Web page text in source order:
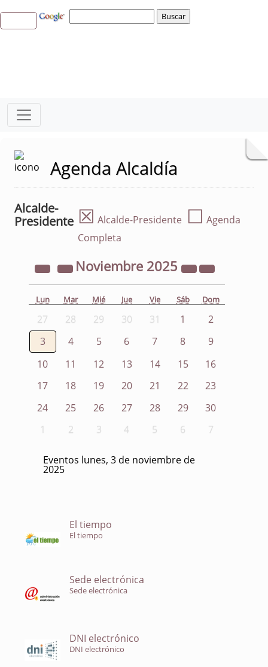
Agenda Alcaldía
Alcalde-
Presidente ☒ Alcalde-Presidente ☐ Agenda
Completa
Noviembre 2025
Lun Mar Mié Jue Vie Sáb Dom
27 28 29 30 31 1
2
3
4 5 6 7 8
9
10
11 12 13 14 15
16
17
18 19 20 21 22
23
24
25 26 27 28 29
30
1
2 3 4 5 6 7
Eventos lunes, 3 de noviembre de
2025
El tiempo
El tiempo
Sede electrónica
Sede electrónica
DNI electrónico
DNI electrónico